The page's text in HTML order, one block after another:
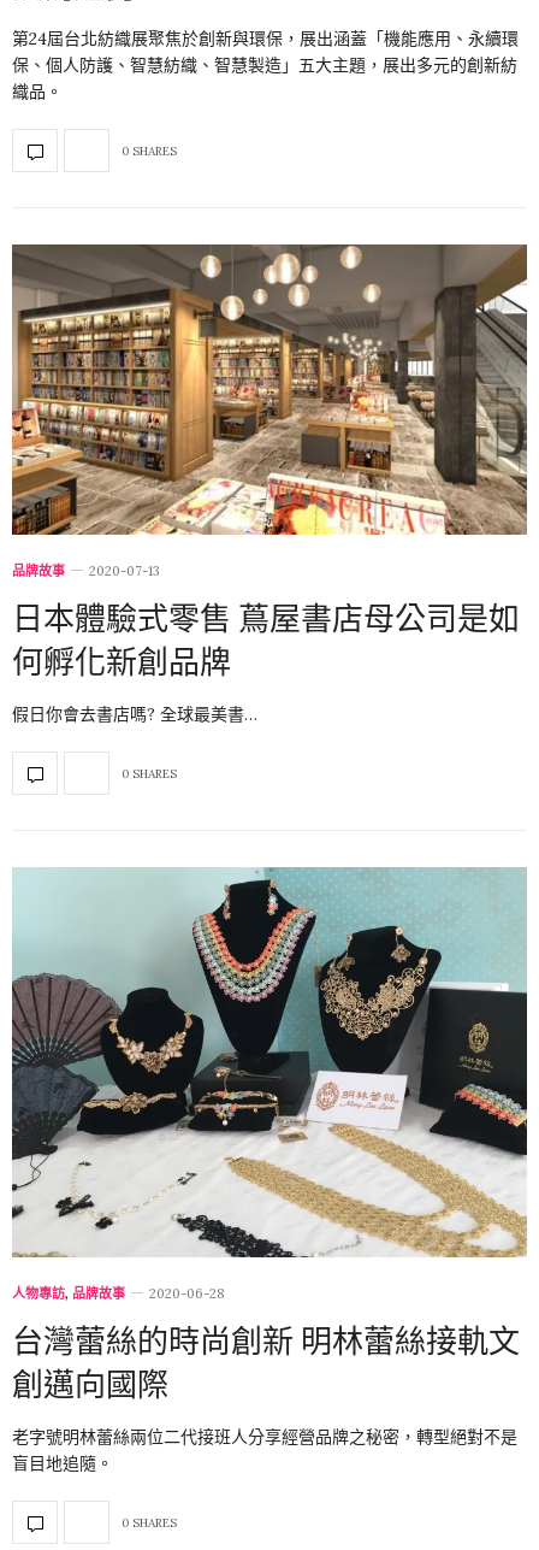
第24屆台北紡織展聚焦於創新與環保，展出涵蓋「機能應用、永續環
保、個人防護、智慧紡織、智慧製造」五大主題，展出多元的創新紡
織品。
0 SHARES
品牌故事 2020-07-13
日本體驗式零售 蔦屋書店母公司是如
何孵化新創品牌
假日你會去書店嗎? 全球最美書…
0 SHARES
人物專訪, 品牌故事 2020-06-28
台灣蕾絲的時尚創新 明林蕾絲接軌文
創邁向國際
老字號明林蕾絲兩位二代接班人分享經營品牌之秘密，轉型絕對不是
盲目地追隨。
0 SHARES